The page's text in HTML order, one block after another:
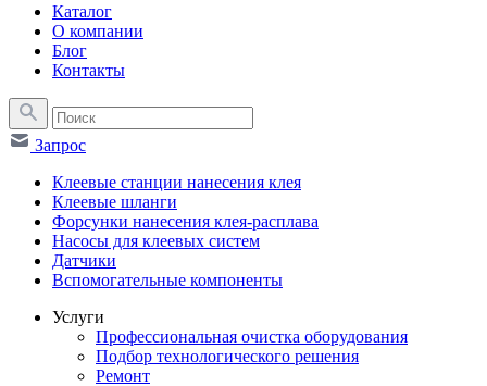
Каталог
О компании
Блог
Контакты
Запрос
Клеевые станции нанесения клея
Клеевые шланги
Форсунки нанесения клея-расплава
Насосы для клеевых систем
Датчики
Вспомогательные компоненты
Услуги
Профессиональная очистка оборудования
Подбор технологического решения
Ремонт